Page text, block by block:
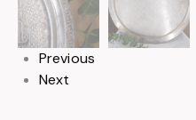
Previous
Next